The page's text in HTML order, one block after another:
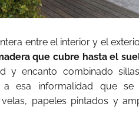
entre el interior y el
que cubre hasta el
y encanto combinado
a esa informalidad que se
papeles pintados y